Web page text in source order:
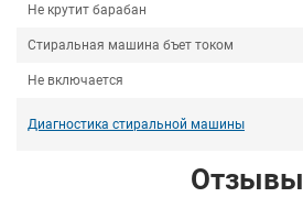
Не крутит барабан
Стиральная машина бъет током
Не включается
Диагностика стиральной машины
Отзывы